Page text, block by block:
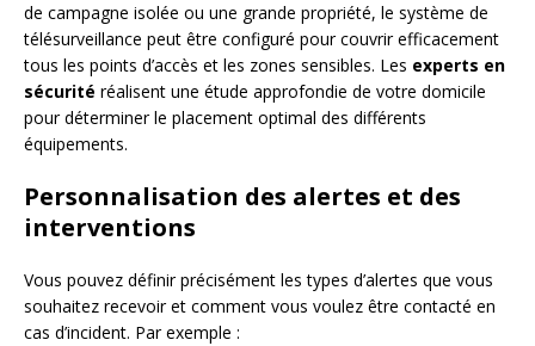
de campagne isolée ou une grande propriété, le système de
télésurveillance peut être configuré pour couvrir efficacement
tous les points d’accès et les zones sensibles. Les experts en
sécurité réalisent une étude approfondie de votre domicile
pour déterminer le placement optimal des différents
équipements.
Personnalisation des alertes et des
interventions
Vous pouvez définir précisément les types d’alertes que vous
souhaitez recevoir et comment vous voulez être contacté en
cas d’incident. Par exemple :